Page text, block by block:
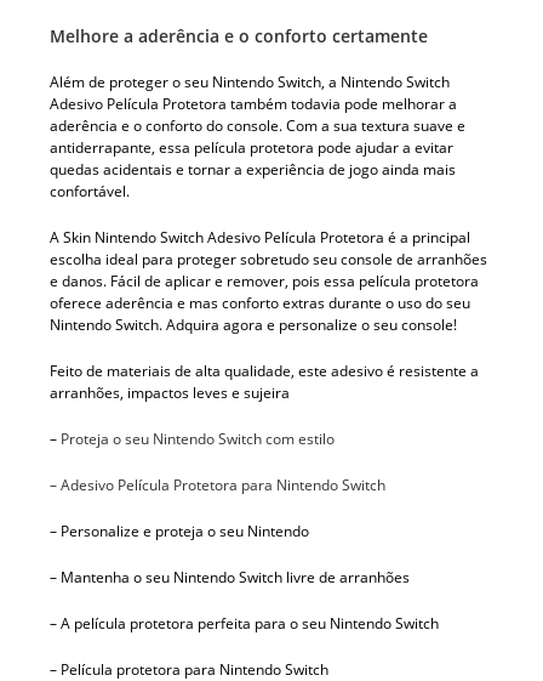
Melhore a aderência e o conforto certamente
Além de proteger o seu Nintendo Switch, a Nintendo Switch
Adesivo Película Protetora também todavia pode melhorar a
aderência e o conforto do console. Com a sua textura suave e
antiderrapante, essa película protetora pode ajudar a evitar
quedas acidentais e tornar a experiência de jogo ainda mais
confortável.
A Skin Nintendo Switch Adesivo Película Protetora é a principal
escolha ideal para proteger sobretudo seu console de arranhões
e danos. Fácil de aplicar e remover, pois essa película protetora
oferece aderência e mas conforto extras durante o uso do seu
Nintendo Switch. Adquira agora e personalize o seu console!
Feito de materiais de alta qualidade, este adesivo é resistente a
arranhões, impactos leves e sujeira
– Proteja o seu Nintendo Switch com estilo
– Adesivo Película Protetora para Nintendo Switch
– Personalize e proteja o seu Nintendo
– Mantenha o seu Nintendo Switch livre de arranhões
– A película protetora perfeita para o seu Nintendo Switch
– Película protetora para Nintendo Switch